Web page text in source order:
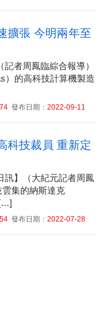
擴張 今明兩年至
記者周鳳臨綜合報導）
）的高科技計算機製造
發布日期： 2022-09-11
科技裁員 重新定
訊】（大紀元記者周鳳
集的納斯達克
54發布日期： 2022-07-28